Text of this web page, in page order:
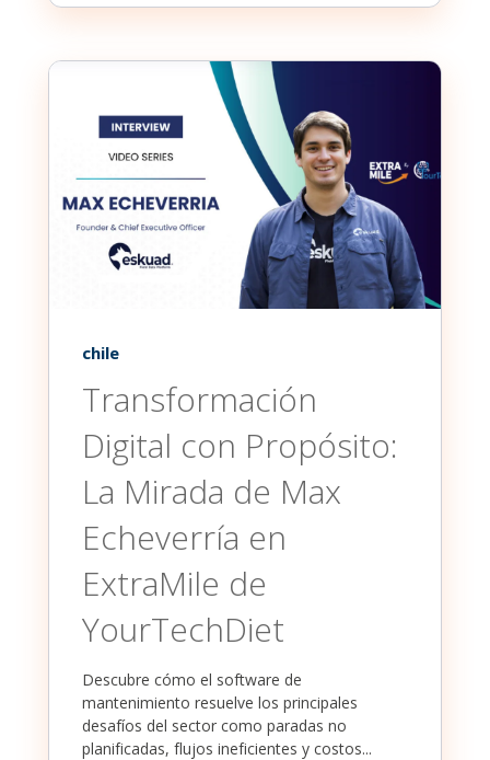
chile
Transformación
Digital con Propósito:
La Mirada de Max
Echeverría en
ExtraMile de
YourTechDiet
Descubre cómo el software de
mantenimiento resuelve los principales
desafíos del sector como paradas no
planificadas, flujos ineficientes y costos...